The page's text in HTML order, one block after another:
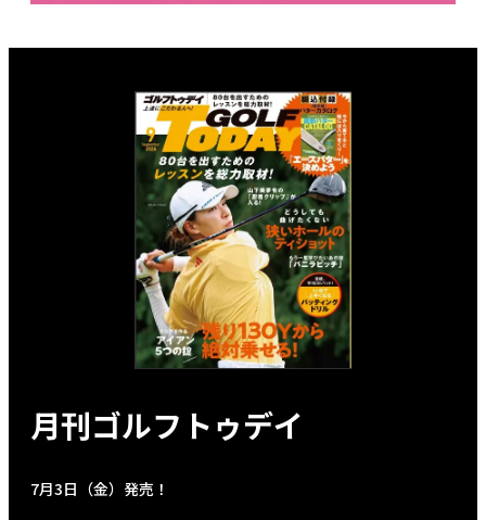
月刊ゴルフトゥデイ
7月3日（金）発売！